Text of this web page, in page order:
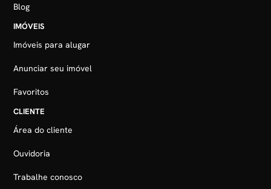
Blog
IMÓVEIS
Imóveis para alugar
Anunciar seu imóvel
Favoritos
CLIENTE
Área do cliente
Ouvidoria
Trabalhe conosco